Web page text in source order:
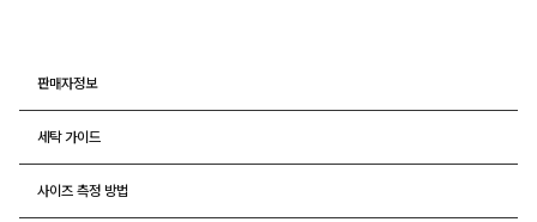
판매자정보
세탁 가이드
사이즈 측정 방법